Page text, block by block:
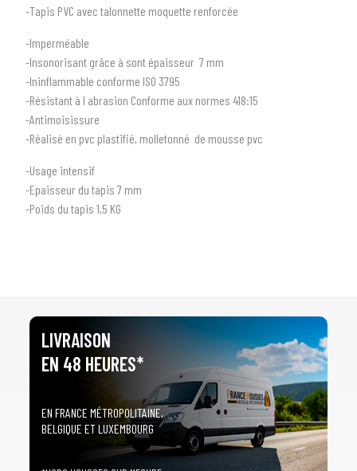
SÉLECTIONNEZ LE TYPE DE VOTRE VÉHICULE
Tous les types
2SÉLECTIONNEZ LA MARQUE DE VOTRE VÉHICULE
Toutes les marques
-Tapis PVC avec talonnette moquette renforcée
-Imperméable
-Insonorisant grâce à sont épaisseur 7 mm
-Ininflammable conforme ISO 3795
-Résistant à l abrasion Conforme aux normes 418:15
-Antimoisissure
-Réalisé en pvc plastifié, molletonné de mousse pvc
-Usage intensif
-Epaisseur du tapis 7 mm
-Poids du tapis 1,5 KG
LIVRAISON
EN 48 HEURES*
EN FRANCE MÉTROPOLITAINE,
BELGIQUE ET LUXEMBOURG